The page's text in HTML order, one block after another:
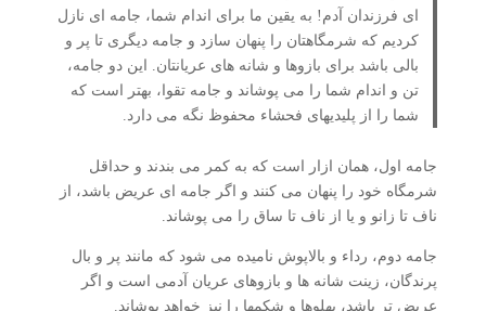
ای فرزندان آدم! به یقین ما برای اندام شما، جامه ای نازل
کردیم که شرمگاهتان را پنهان سازد و جامه دیگری تا پر و
بالی باشد برای بازوها و شانه های عریانتان. این دو جامه،
تن و اندام شما را می پوشاند و جامه تقوا، بهتر است که
شما را از پلیدیهای فحشاء محفوظ نگه می دارد.
جامه اول، همان ازار است که به کمر می بندند و حداقل
شرمگاه خود را پنهان می کنند و اگر جامه ای عریض باشد، از
ناف تا زانو و یا از ناف تا ساق را می پوشاند.
جامه دوم، رداء و بالاپوش نامیده می شود که مانند پر و بال
پرندگان، زینت شانه ها و بازوهای عریان آدمی است و اگر
عریض تر باشد، پهلوها و شکمها را نیز خواهد پوشاند.